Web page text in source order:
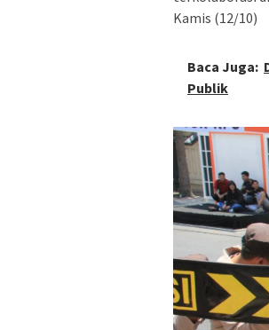
Kamis (12/10)
Baca Juga:
Publik